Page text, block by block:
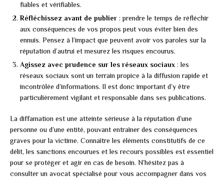
fiables et vérifiables.
Réfléchissez avant de publier : prendre le temps de réfléchir
aux conséquences de vos propos peut vous éviter bien des
ennuis. Pensez à l’impact que peuvent avoir vos paroles sur la
réputation d’autrui et mesurez les risques encourus.
Agissez avec prudence sur les réseaux sociaux : les
réseaux sociaux sont un terrain propice à la diffusion rapide et
incontrôlée d’informations. Il est donc important d’y être
particulièrement vigilant et responsable dans ses publications.
La diffamation est une atteinte sérieuse à la réputation d’une
personne ou d’une entité, pouvant entraîner des conséquences
graves pour la victime. Connaître les éléments constitutifs de ce
délit, les sanctions encourues et les recours possibles est essentiel
pour se protéger et agir en cas de besoin. N’hésitez pas à
consulter un avocat spécialisé pour vous accompagner dans vos